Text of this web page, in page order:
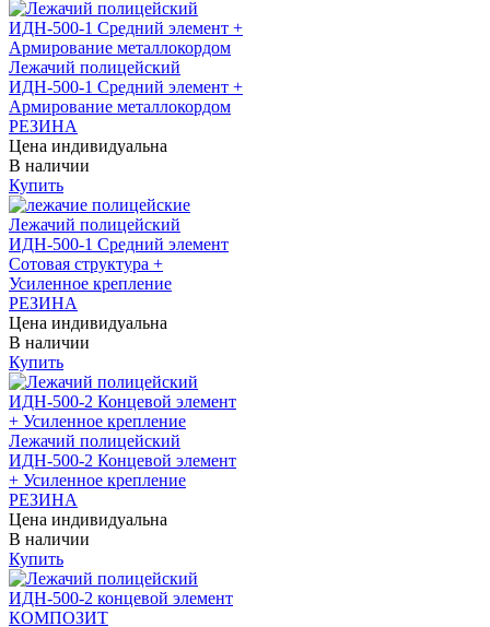
Лежачий полицейский
ИДН-500-1 Средний элемент +
Армирование металлокордом
РЕЗИНА
Цена индивидуальна
В наличии
Купить
Лежачий полицейский
ИДН-500-1 Средний элемент
Сотовая структура +
Усиленное крепление
РЕЗИНА
Цена индивидуальна
В наличии
Купить
Лежачий полицейский
ИДН-500-2 Концевой элемент
+ Усиленное крепление
РЕЗИНА
Цена индивидуальна
В наличии
Купить